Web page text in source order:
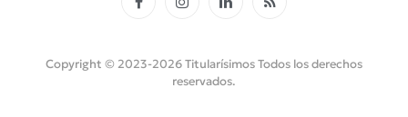
FacebookInstagramLinkedInRSS
Copyright © 2023-2026 Titularísimos Todos los derechos
reservados.